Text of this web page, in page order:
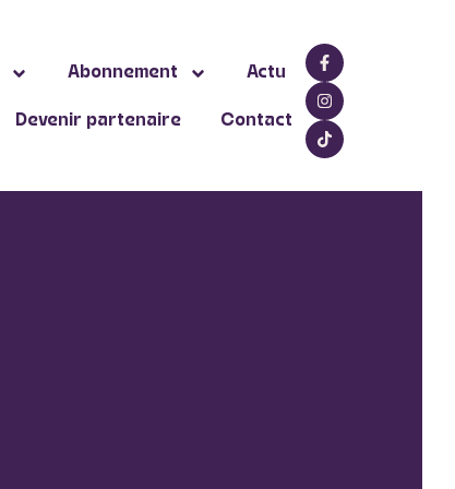
Abonnement Actu
Devenir partenaire Contact